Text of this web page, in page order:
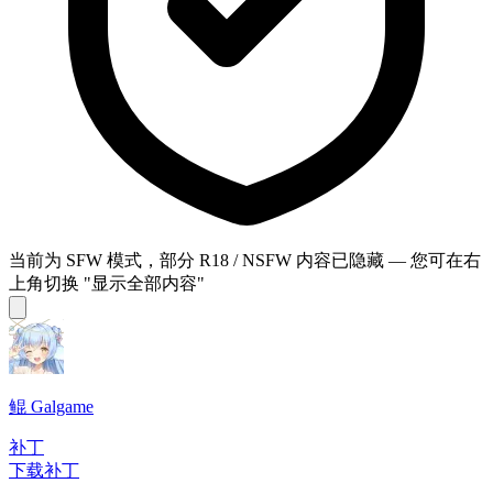
当前为 SFW 模式，部分 R18 / NSFW 内容已隐藏 — 您可在右
上角切换 "显示全部内容"
鲲 Galgame
补丁
下载补丁